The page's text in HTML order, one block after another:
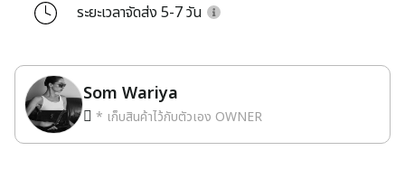
ระยะเวลาจัดส่ง 5-7 วัน
Som Wariya
* เก็บสินค้าไว้กับตัวเอง OWNER